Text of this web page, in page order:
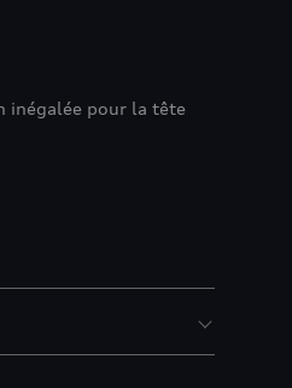
inégalée pour la tête